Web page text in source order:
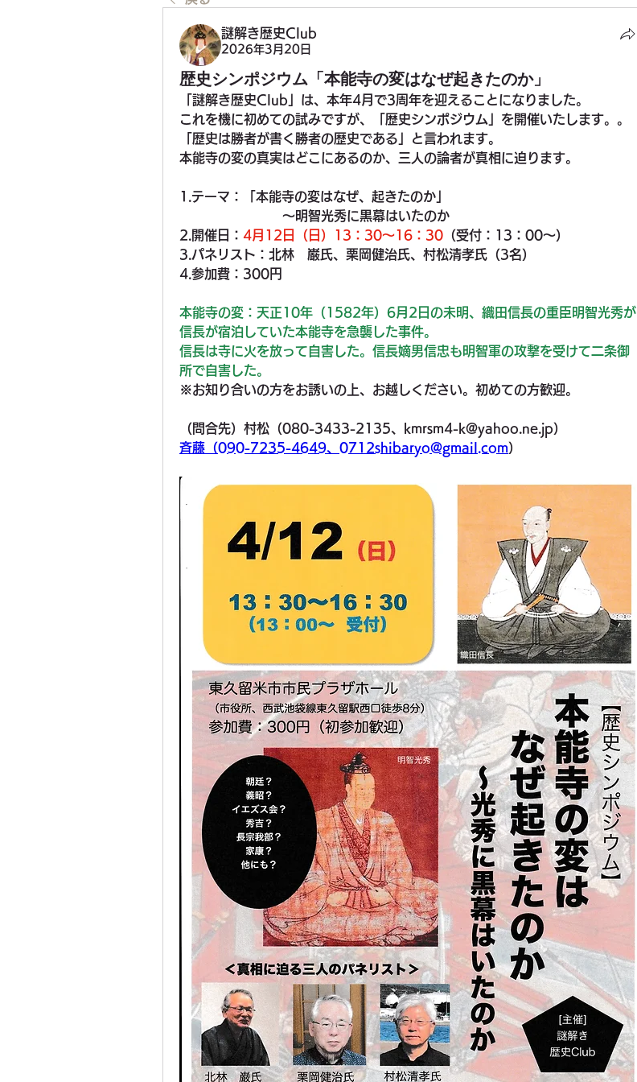
謎解き歴史Club
2026年3月20日
歴史シンポジウム「本能寺の変はなぜ起きたのか」
「謎解き歴史Club」は、本年4月で3周年を迎えることになりました。
これを機に初めての試みですが、「歴史シンポジウム」を開催いたします。。
「歴史は勝者が書く勝者の歴史である」と言われます。
本能寺の変の真実はどこにあるのか、三人の論者が真相に迫ります。
1.テーマ：「本能寺の変はなぜ、起きたのか」
～明智光秀に黒幕はいたのか
2.開催日： 4月12日（日）13：30～16：30 （受付：13：00〜）
3.パネリスト：北林　巌氏、栗岡健治氏、村松清孝氏（3名）
4.参加費：300円
本能寺の変 ：天正10年（1582年）6月2日の未明、織田信長の重臣明智光秀が
信長が宿泊していた本能寺を急襲した事件。
信長は寺に火を放って自害した。信長嫡男信忠も明智軍の攻撃を受けて二条御
所で自害した。
※お知り合いの方をお誘いの上、お越しください。初めての方歓迎。
（問合先）村松（080-3433-2135、kmrsm4-k@yahoo.ne.jp）
斉藤（090-7235-4649、0712shibaryo@gmail.com）